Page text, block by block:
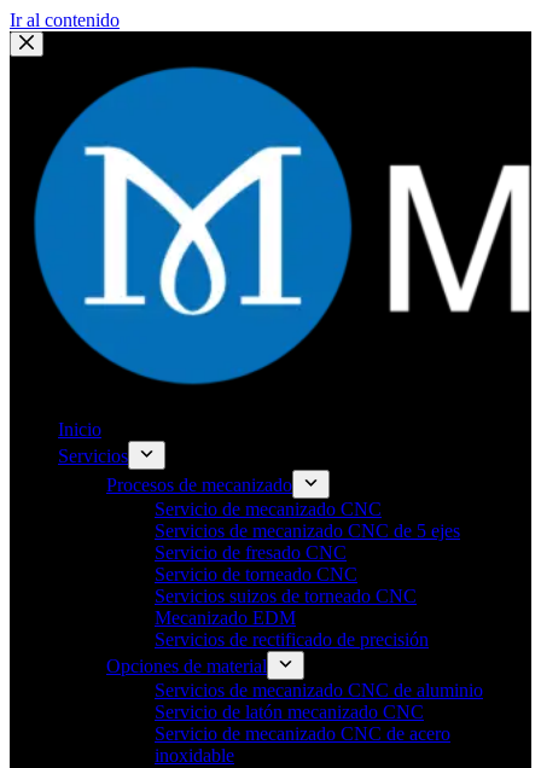
Ir al contenido
Inicio
Servicios
Procesos de mecanizado
Servicio de mecanizado CNC
Servicios de mecanizado CNC de 5 ejes
Servicio de fresado CNC
Servicio de torneado CNC
Servicios suizos de torneado CNC
Mecanizado EDM
Servicios de rectificado de precisión
Opciones de material
Servicios de mecanizado CNC de aluminio
Servicio de latón mecanizado CNC
Servicio de mecanizado CNC de acero
inoxidable